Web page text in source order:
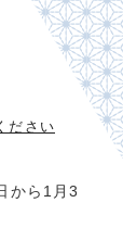
ださい
から1月3